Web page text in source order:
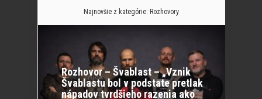
Najnovšie z kategórie: Rozhovory
Rozhovor – Švablast – „Vznik
Švablastu bol v podstate pretlak
nápadov tvrdšieho razenia ako